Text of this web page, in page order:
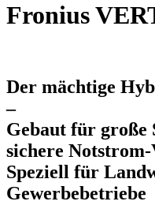
Fronius
Der mächtige
–
Gebaut für große
sichere
Speziell für
Gewerbebetriebe